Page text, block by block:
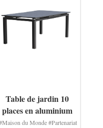
Table de jardin 10
places en aluminium
du Monde #Partenariat